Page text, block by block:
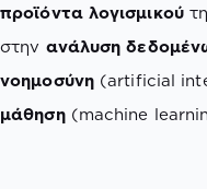
προϊόντα λογισμικού
στην ανάλυση
νοημοσύνη(artificial
μάθηση(machine